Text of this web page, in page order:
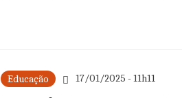
Educação 17/01/2025 - 11h11